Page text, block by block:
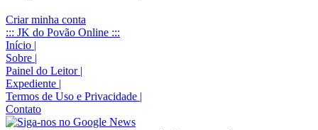
Criar minha conta
::: JK do Povão Online :::
Início |
Sobre |
Painel do Leitor |
Expediente |
Termos de Uso e Privacidade |
Contato